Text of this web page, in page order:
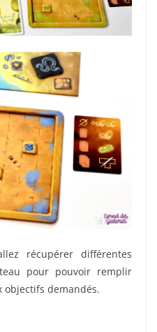
récupérer différentes
pour pouvoir remplir
demandés.